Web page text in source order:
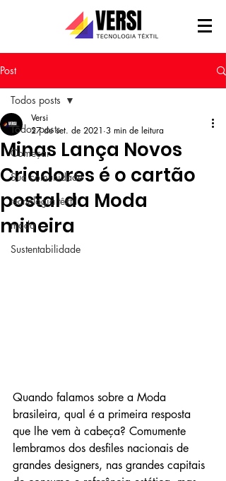
Post
Todos posts
Começar
Sua comunidade
tecnologia têxtil
moda
Sustentabilidade
Todos posts
Minas Lança Novos
Criadores é o cartão
postal da Moda
mineira
Versi
27 de set. de 2021 3 min de leitura
Quando falamos sobre a Moda
brasileira, qual é a primeira resposta
que lhe vem à cabeça? Comumente
lembramos dos desfiles nacionais de
grandes designers, nas grandes capitais